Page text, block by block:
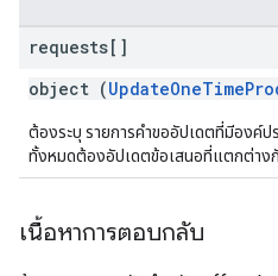
requests[]
object (
ต้องระบุ รายการคำขออัปเดตที่มีองค์ป
ทั้งหมดต้องอัปเดตข้อเสนอที่แตกต่าง
เนื้อหาการตอบกลับ